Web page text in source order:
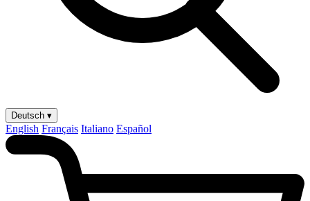
Deutsch ▾
English Français Italiano Español